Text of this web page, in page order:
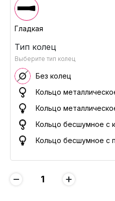
Гладкая
Тип колец
Выберите тип колец
Без колец
Кольцо
Кольцо
Кольцо бесшумное с
Кольцо бесшумное с
− +